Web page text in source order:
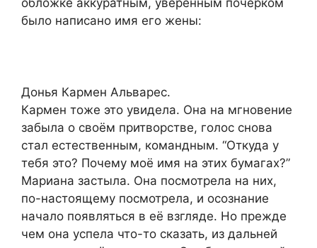
было написано имя его жены:
Донья Кармен Альварес.
Кармен тоже это увидела. Она на мгновение
забыла о своём притворстве, голос снова
стал естественным, командным. “Откуда у
тебя это? Почему моё имя на этих бумагах?”
Мариана застыла. Она посмотрела на них,
по-настоящему посмотрела, и осознание
начало появляться в её взгляде. Но прежде
чем она успела что-то сказать, из дальней